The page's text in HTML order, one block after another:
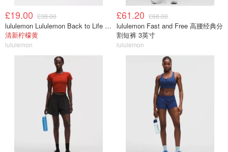
£19.00 £38.00
lululemon Lululemon Back to Life 运动水瓶 24oz 吸管盖
清新柠檬黄
lululemon
£61.20 £68.00
lululemon Fast and Free 高腰经典分
割短裤 3英寸
lululemon